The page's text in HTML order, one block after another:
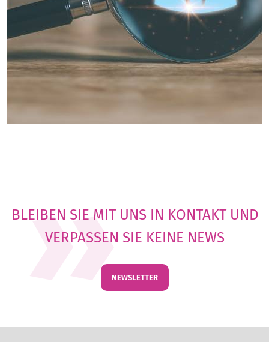
BLEIBEN SIE MIT UNS IN KONTAKT UND
VERPASSEN SIE KEINE NEWS
NEWSLETTER